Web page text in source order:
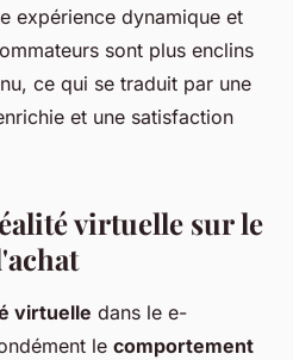
expérience dynamique et
sont plus enclins
ce qui se traduit par une
et une satisfaction
virtuelle sur le
virtuelle dans le e-
le comportement